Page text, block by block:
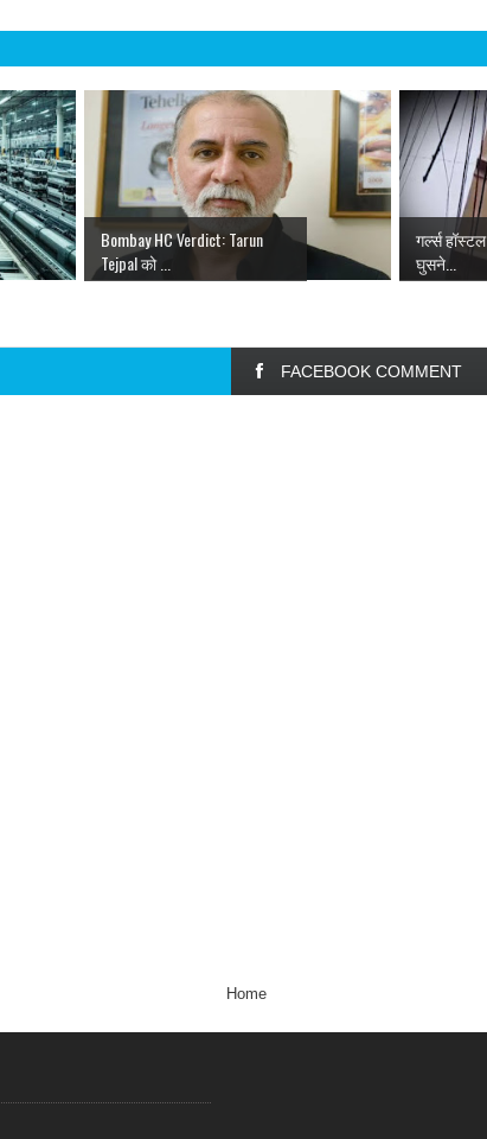
Bombay HC Verdict: Tarun
Tejpal को ...
गर्ल्स
घुसने...
FACEBOOK COMMENT
Home